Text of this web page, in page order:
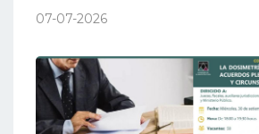
07-07-2026